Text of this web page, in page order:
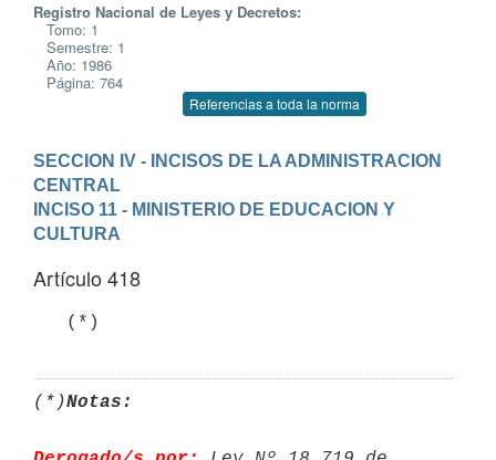
Registro Nacional de Leyes y Decretos:
Tomo: 1
Semestre: 1
Año: 1986
Página: 764
Referencias a toda la norma
SECCION IV - INCISOS DE LA ADMINISTRACION
CENTRAL
INCISO 11 - MINISTERIO DE EDUCACION Y
CULTURA
Artículo 418
   (*)
(*)Notas: